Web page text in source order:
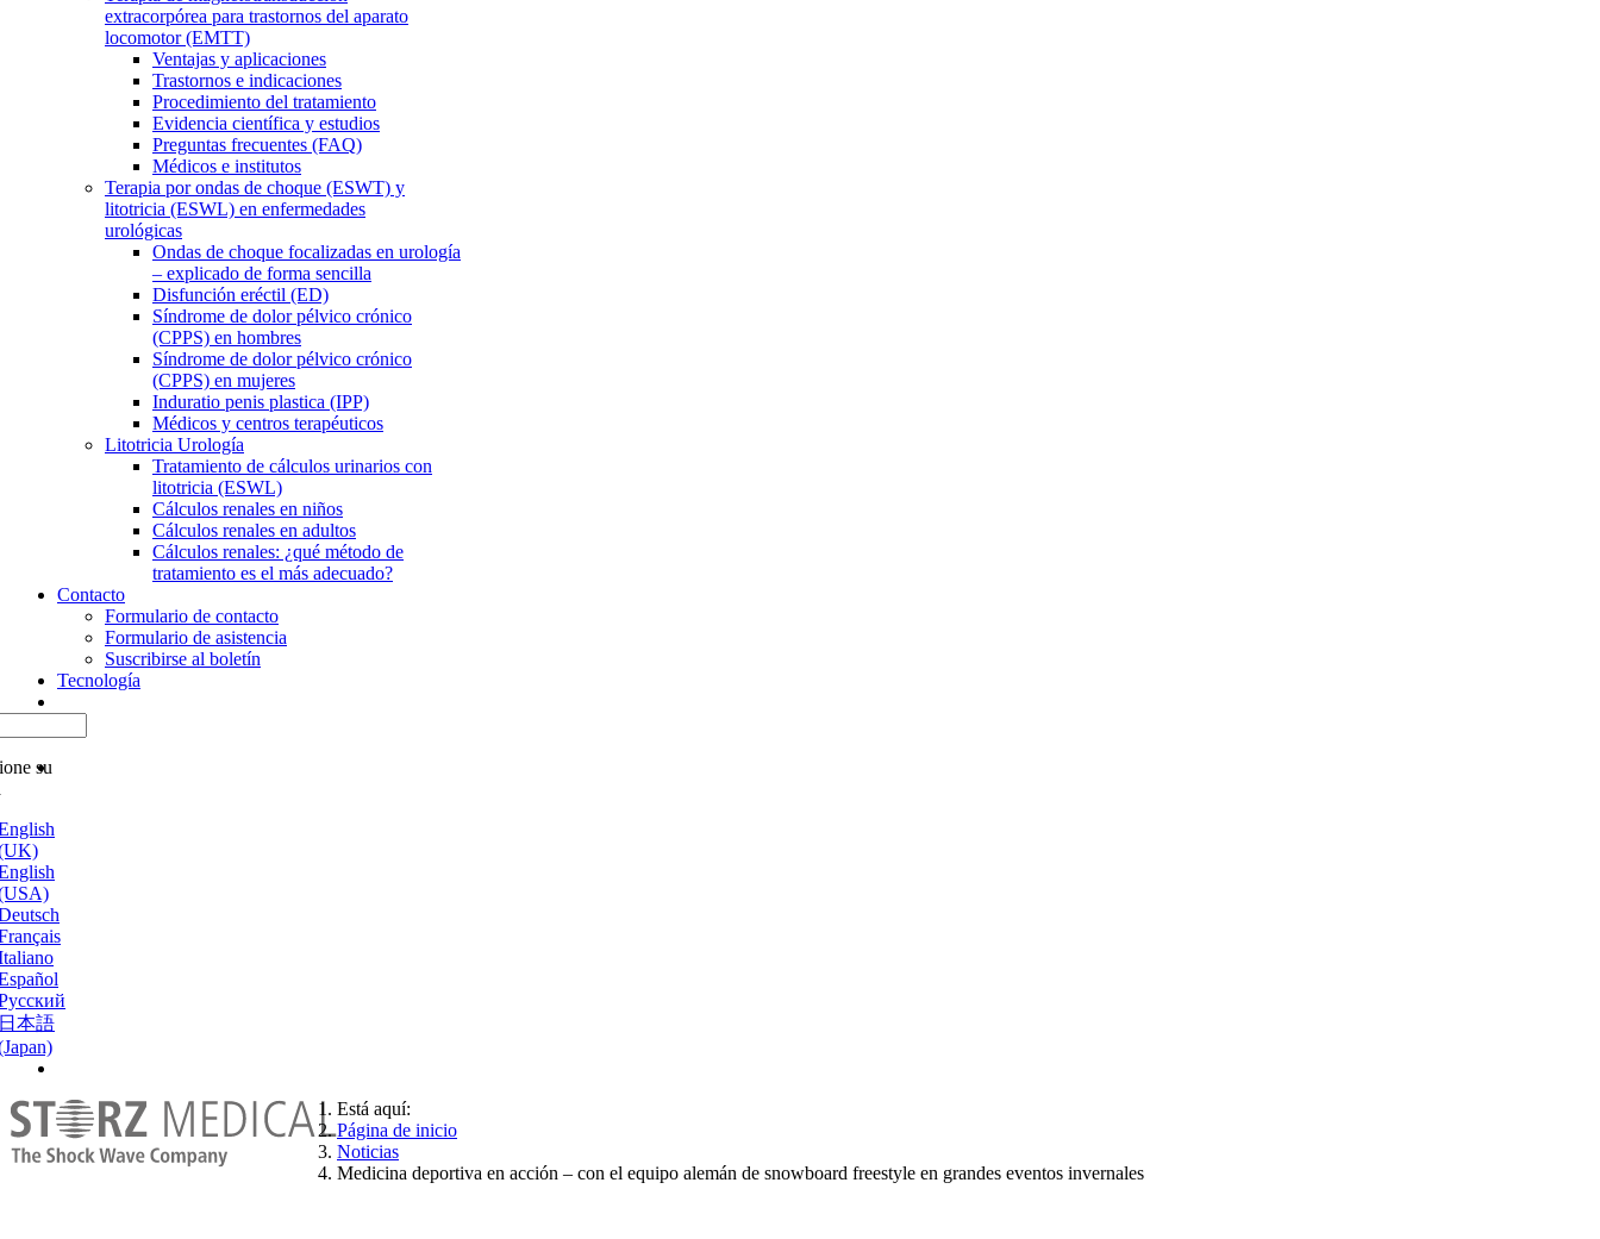
extracorpórea para trastornos del aparato
locomotor (EMTT)
Ventajas y aplicaciones
Trastornos e indicaciones
Procedimiento del tratamiento
Evidencia científica y estudios
Preguntas frecuentes (FAQ)
Médicos e institutos
Terapia por ondas de choque (ESWT) y
litotricia (ESWL) en enfermedades
urológicas
Ondas de choque focalizadas en urología
– explicado de forma sencilla
Disfunción eréctil (ED)
Síndrome de dolor pélvico crónico
(CPPS) en hombres
Síndrome de dolor pélvico crónico
(CPPS) en mujeres
Induratio penis plastica (IPP)
Médicos y centros terapéuticos
Litotricia Urología
Tratamiento de cálculos urinarios con
litotricia (ESWL)
Cálculos renales en niños
Cálculos renales en adultos
Cálculos renales: ¿qué método de
tratamiento es el más adecuado?
Contacto
Formulario de contacto
Formulario de asistencia
Suscribirse al boletín
Tecnología
su
本語
Está aquí:
Página de inicio
Noticias
Medicina deportiva en acción – con el equipo alemán de snowboard freestyle en grandes eventos invernales